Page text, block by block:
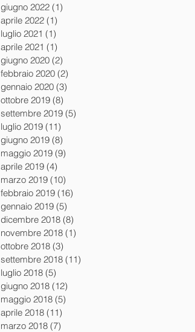
giugno 2022 (1)
aprile 2022 (1)
luglio 2021 (1)
aprile 2021 (1)
giugno 2020 (2)
febbraio 2020 (2)
gennaio 2020 (3)
ottobre 2019 (8)
settembre 2019 (5)
luglio 2019 (11)
giugno 2019 (8)
maggio 2019 (9)
aprile 2019 (4)
marzo 2019 (10)
febbraio 2019 (16)
gennaio 2019 (5)
dicembre 2018 (8)
novembre 2018 (1)
ottobre 2018 (3)
settembre 2018 (11)
luglio 2018 (5)
giugno 2018 (12)
maggio 2018 (5)
aprile 2018 (11)
marzo 2018 (7)